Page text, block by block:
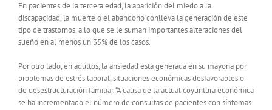
En pacientes de la tercera edad, la aparición del miedo a la
discapacidad, la muerte o el abandono conlleva la generación de este
tipo de trastornos, a lo que se le suman importantes alteraciones del
sueño en al menos un 35% de los casos.
Por otro lado, en adultos, la ansiedad está generada en su mayoría por
problemas de estrés laboral, situaciones económicas desfavorables o
de desestructuración familiar. “A causa de la actual coyuntura económica
se ha incrementado el número de consultas de pacientes con síntomas